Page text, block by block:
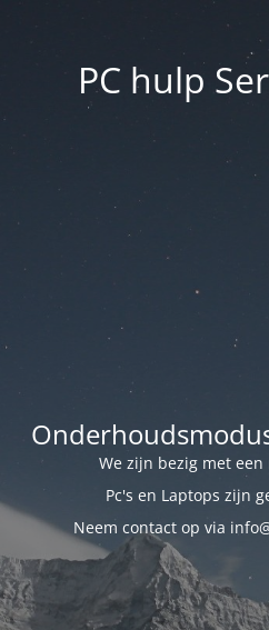
PC hulp
We zijn bezig met
Pc's en Laptops zijn
Neem contact op via